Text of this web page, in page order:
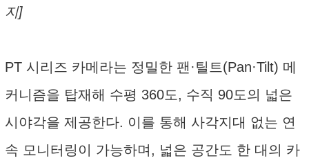
지]
PT 시리즈 카메라는 정밀한 팬·틸트(Pan·Tilt) 메
커니즘을 탑재해 수평 360도, 수직 90도의 넓은
시야각을 제공한다. 이를 통해 사각지대 없는 연
속 모니터링이 가능하며, 넓은 공간도 한 대의 카